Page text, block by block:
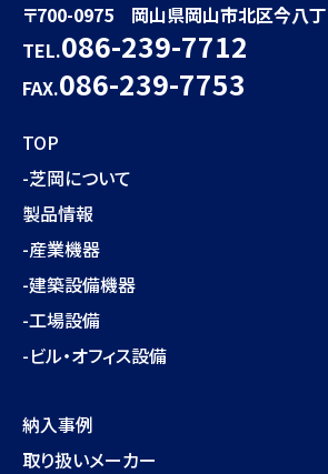
〒700-0975 岡山県岡山市北区今八
TEL.086-239-7712
FAX.086-239-7753
TOP
-芝岡について
製品情報
-産業機器
-建築設備機器
-工場設備
-ビル・オフィス設備
納入事例
取り扱いメーカー